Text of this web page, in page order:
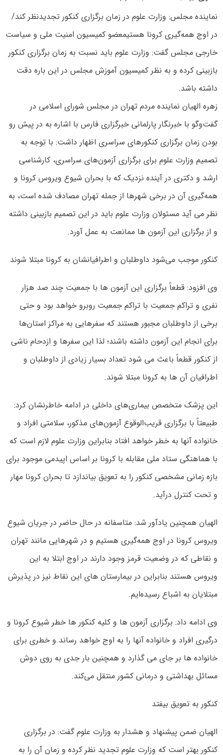
نماینده مجلس: وزارت علوم در زمان برگزاری کنکور تجدیدنظر کند/
در اوج همه‌گیری کرونا هستیمعضو کمیسیون امنیت ملی و سیاست
خارجی مجلس گفت: وزارت علوم باید نسبت به زمان برگزاری کنکور
بازبینی کرده و به نظر کمیسیون آموزش مجلس در این باره دقت
داشته باشد.
زهره الهیان نماینده مردم تهران در مجلس شورای اسلامی در
گفت‌وگو با خبرنگار پارلمانی خبرگزاری فارس با اشاره به در پیش رو
بودن زمان برگزاری کنکورهای سراسری اظهار داشت: با توجه به
تصمیم وزارت علوم برای برگزاری آزمون‌های سراسری، کارشناسی
ارشد و دکتری در آینده نزدیک که با بحران شیوع ویروس کرونا و
همه‌گیری آن در برخی شهرها از جمله تهران مصادف شده است، به
نظر می آید مسئولان وزارت علوم باید در این تصمیم بازبینی داشته
و از برگزاری این آزمون ها ممانعت به عمل آورد.
کنکور موجب می‌شود داوطلبان و اطرافیانشان به کرونا مبتلا شوند
وی افزود: قطعاً برگزاری این آزمون ها با جمعیت چند صد هزار
نفری و تراکم جمعیت با تراکم جمعیت روبرو خواهد بود و حتی
برخی از داوطلبان مجبور هستند که سفرهایی به مراکز استان‌ها
برای انجام این آزمون داشته باشند؛ لذا این سفرها و ازدحام ناشی
از کنکور قطعاً باعث می شود تعداد بسیار زیادی از داوطلبان و
اطرافیان آن ها به کرونا مبتلا شوند.
این پزشک متخصص بیماری‌های داخلی در ادامه خاطرنشان کرد:
طبیعتاً با برگزاری قریب‌الوقوع آزمون‌های مذکور، سلامتی افراد و
خانواده آنها به خطر خواهد افتاد بنابراین وزارت علوم لازم است که
با هماهنگی ستاد ملی مقابله با کرونا بر اساس اپیدمی موجود برای
بازه زمانی مشخصی کنکور را به تعویق بیاندازد تا بحران کرونا مهار
و تحت کنترل درآید.
الهیان همچنین یادآور شد: متاسفانه در حال حاضر در جریان شیوع
ویروس کرونا در اوج همه‌گیری هستیم و در شهرهایی مانند تهران
و نقاطی که در وضعیت قرمز وجود دارند در اوج ابتلا به این
ویروس هستند بنابراین در بیمارستان های این نقاط نیز در پذیرش
مبتلایان به اشباع رسیده‌ایم.
وی ادامه داد: برگزاری آزمون ها و کلیه کنکور ها خطر شیوع کرونا و
درگیری افراد و خانواده آنها را به اوج خواهد رساند و خطری برای
خانواده ها بر جای می گذارد و همچنین بار جدی به روی دوش
مسائل بهداشتی و درمانی کشور منتقل می‌کند.
کنکور به تعویق بیفتد
الهیان ضمن پیشنهاد و هشدار به وزارت علوم گفت: در برگزاری
کنکور بهتر است که وزارت علوم تجدید نظر کرده و زمان آن را به